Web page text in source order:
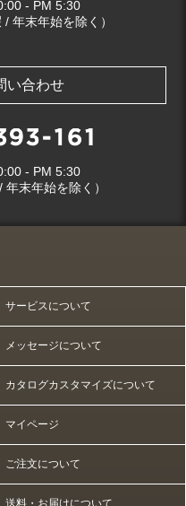
- PM 5:30
年末年始を除く）
い合わせ
- PM 5:30
年末年始を除く）
サービスについて
メッセージについて
カタログカスタマイズについて
マイページ
ご注文について
送料・お届けについて